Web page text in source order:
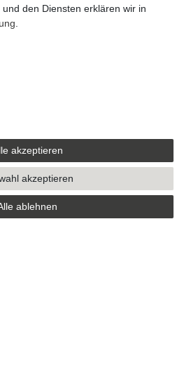
mit
SSL-Verschlüsselung
den Diensten erklären wir in
akzeptieren
ablehnen
akzeptieren